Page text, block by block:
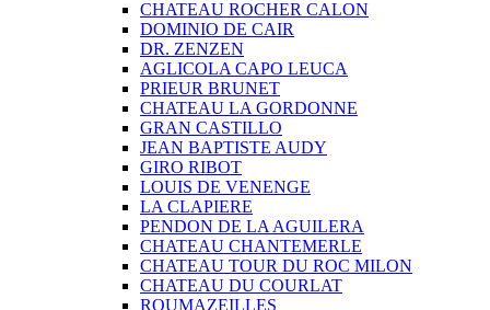
CHATEAU ROCHER CALON
DOMINIO DE CAIR
DR. ZENZEN
AGLICOLA CAPO LEUCA
PRIEUR BRUNET
CHATEAU LA GORDONNE
GRAN CASTILLO
JEAN BAPTISTE AUDY
GIRO RIBOT
LOUIS DE VENENGE
LA CLAPIERE
PENDON DE LA AGUILERA
CHATEAU CHANTEMERLE
CHATEAU TOUR DU ROC MILON
CHATEAU DU COURLAT
ROUMAZEILLES